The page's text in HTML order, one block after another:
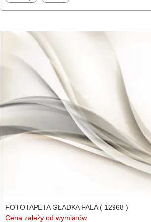
FOTOTAPETA GŁADKA FALA ( 12968 )
Cena zależy od wymiarów